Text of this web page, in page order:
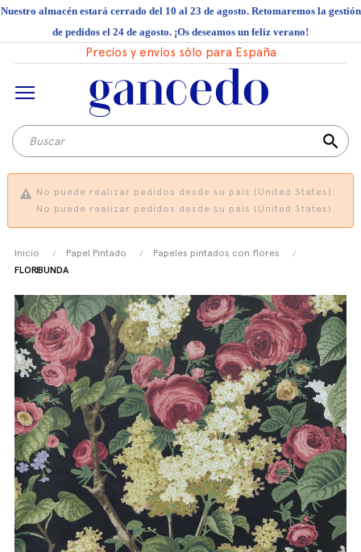
Nuestro almacén estará cerrado del 10 al 23 de agosto. Retomaremos la gestión
de pedidos el 24 de agosto. ¡Os deseamos un feliz verano!
Precios y envíos sólo para España
search
No puede realizar pedidos desde su país (United States).
No puede realizar pedidos desde su país (United States).
Inicio Papel Pintado
Papeles pintados con flores
FLORIBUNDA